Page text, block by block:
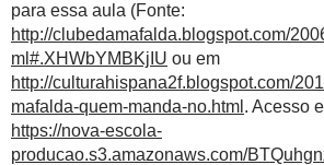
para essa aula (Fonte:
http://clubedamafalda.blogspot.com/
ml#.XHWbYMBKjIU ou em
http://culturahispana2f.blogspot.com/
mafalda-quem-manda-no.html . Acesso
https://nova-escola-
producao.s3.amazonaws.com/